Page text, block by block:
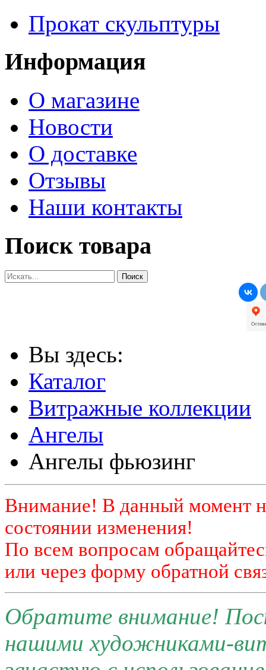
Прокат скульптуры
Информация
О магазине
Новости
О доставке
Отзывы
Наши контакты
Поиск товара
Вы здесь:
Каталог
Витражные коллекции
Ангелы
Ангелы фьюзинг
Внимание! В данный момент
состоянии изменения!
По всем вопросам
или через форму обратной
Обратите внимание!
нашими художниками-